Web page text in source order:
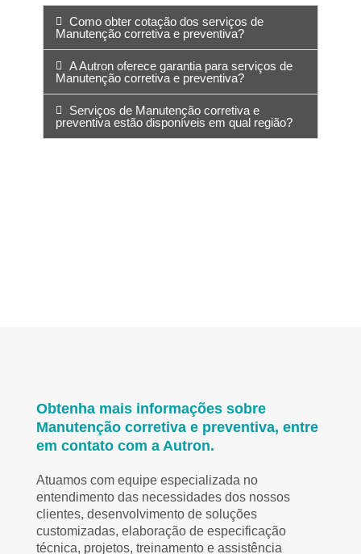
Como obter cotação dos serviços de
Manutenção corretiva e preventiva?
A Autron oferece garantia para serviços de
Manutenção corretiva e preventiva?
Serviços de Manutenção corretiva e
preventiva estão disponíveis em qual região?
Obtenha mais informações sobre
Manutenção corretiva e preventiva, entre
em contato com a Autron.
Atuamos com equipe especializada no
entendimento das necessidades dos nossos
clientes, desenvolvimento de soluções
customizadas, elaboração de especificação
técnica, projetos, treinamento e assistência